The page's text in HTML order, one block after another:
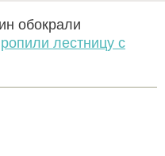
обокрали
лестницу с